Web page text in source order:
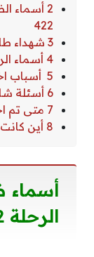
2 أسماء
422
3 شهداء طائرة الجابرية الرحلة 422
4 أسماء الركاب في طائرة الجابرية الرحلة 422
5 أسباب اختطاف طائرة الجابرية 422
6 أسئلة شائعة
7 متى تم اختطاف طائرة الجابرية الرحلة 422؟
8 أين كانت الطائرة عندما انتهت عملية الإختطاف؟
أسماء
الرحلة 422